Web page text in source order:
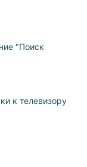
"Поиск
к телевизору